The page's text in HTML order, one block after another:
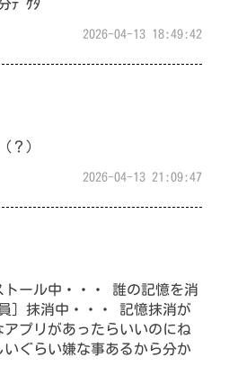
ﾃﾞｹﾀ
2026-04-13 18:49:42
？）
2026-04-13 21:09:47
ール中・・・ 誰の記憶を消
] 抹消中・・・ 記憶抹消が
プリがあったらいいのにね
ぐらい嫌な事あるから分か